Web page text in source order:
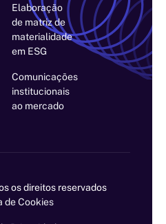
Elaboração
de matriz de
materialidade
em ESG
Comunicações
institucionais
ao mercado
os direitos reservados
de Cookies